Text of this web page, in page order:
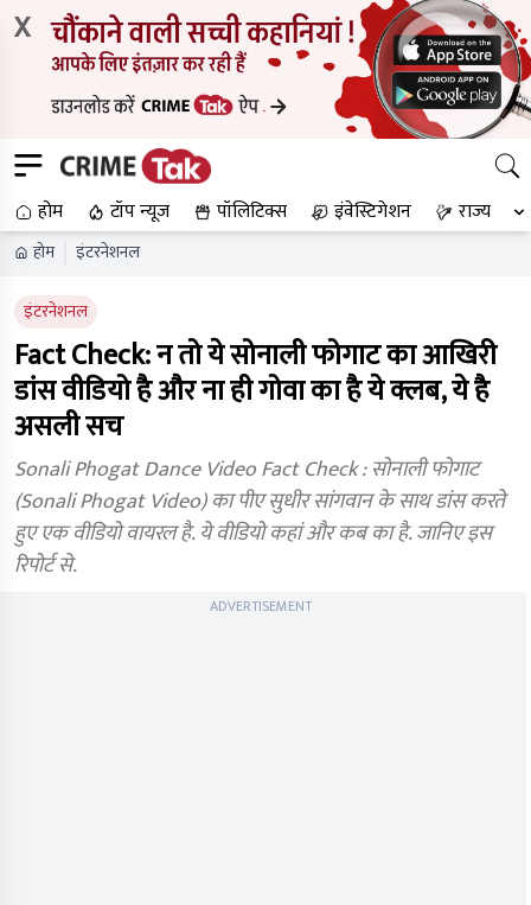
X
होम टॉप न्यूज पॉलिटिक्स इंवेस्टिगेशन राज्य
होम इंटरनेशनल
इंटरनेशनल
Fact Check: न तो ये सोनाली फोगाट का आखिरी
डांस वीडियो है और ना ही गोवा का है ये क्लब, ये है
असली सच
Sonali Phogat Dance Video Fact Check : सोनाली फोगाट
(Sonali Phogat Video) का पीए सुधीर सांगवान के साथ डांस करते
हुए एक वीडियो वायरल है. ये वीडियो कहां और कब का है. जानिए इस
रिपोर्ट से.
ADVERTISEMENT